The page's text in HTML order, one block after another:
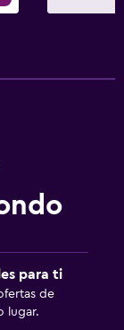
para ti
de
lugar.